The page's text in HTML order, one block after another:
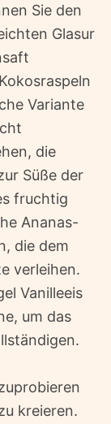
Sie den
Glasur
Variante
die
Süße der
fruchtig
Ananas-
die dem
verleihen.
Vanilleeis
um das
kreieren.